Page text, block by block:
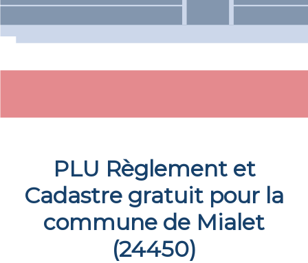
PLU Règlement et
Cadastre gratuit pour la
commune de Mialet
(24450)